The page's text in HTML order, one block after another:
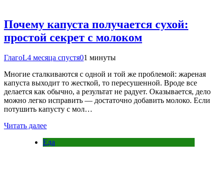
Почему капуста получается сухой:
простой секрет с молоком
ГлагоL4 месяца спустя01 минуты
Многие сталкиваются с одной и той же проблемой: жареная
капуста выходит то жесткой, то пересушенной. Вроде все
делается как обычно, а результат не радует. Оказывается, дело
можно легко исправить — достаточно добавить молоко. Если
потушить капусту с мол…
Читать далее
Еда